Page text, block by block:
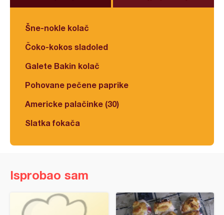
Šne-nokle kolač
Čoko-kokos sladoled
Galete Bakin kolač
Pohovane pečene paprike
Americke palačinke (30)
Slatka fokača
Isprobao sam